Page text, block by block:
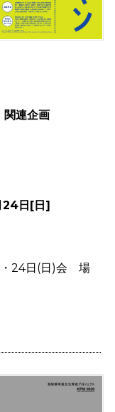
関連企画
24日[日]
・24日(日)会 場